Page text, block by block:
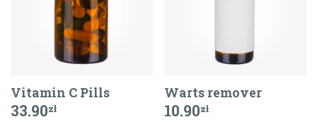
Vitamin C Pills
33.90zł
Warts remover
10.90zł